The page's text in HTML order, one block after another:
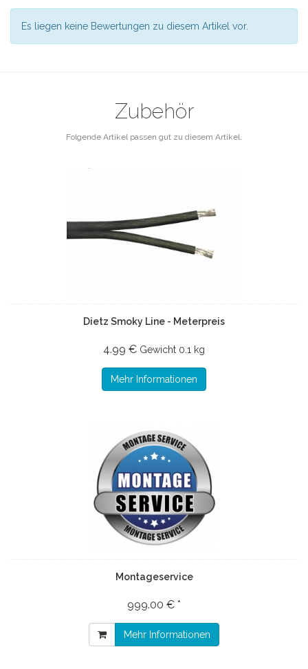
Es liegen keine Bewertungen zu diesem Artikel vor.
Zubehör
Folgende Artikel passen gut zu diesem Artikel.
Dietz Smoky Line - Meterpreis
4.99 € Gewicht 0.1 kg
Mehr Informationen
Montageservice
999.00 € *
Mehr Informationen